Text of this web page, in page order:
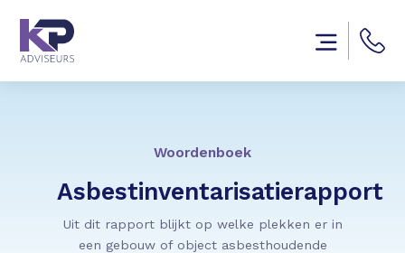
Woordenboek
Asbestinventarisatierapport
Uit dit rapport blijkt op welke plekken er in
een gebouw of object asbesthoudende